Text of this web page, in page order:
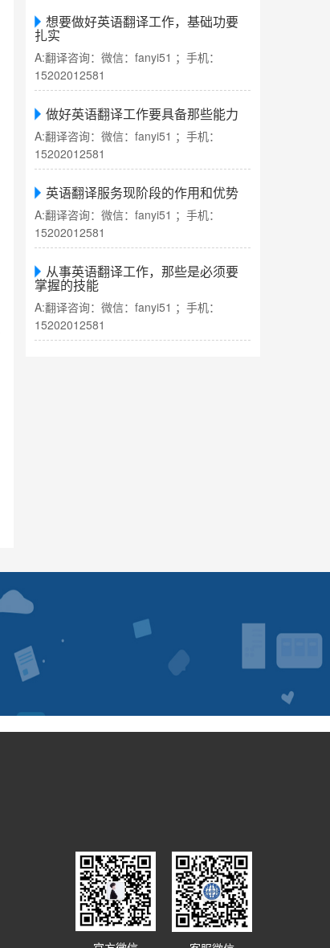
想要做好英语翻译工作，基础功要
扎实
A:翻译咨询：微信：fanyi51 ；手机：
15202012581
做好英语翻译工作要具备那些能力
A:翻译咨询：微信：fanyi51 ；手机：
15202012581
英语翻译服务现阶段的作用和优势
A:翻译咨询：微信：fanyi51 ；手机：
15202012581
从事英语翻译工作，那些是必须要
掌握的技能
A:翻译咨询：微信：fanyi51 ；手机：
15202012581